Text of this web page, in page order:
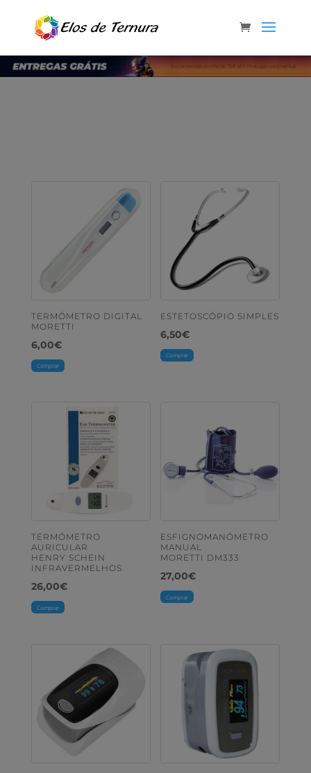
TERMÓMETRO DIGITAL
MORETTI
6,00€
Comprar
ESTETOSCÓPIO SIMPLES
6,50€
Comprar
TERMÓMETRO
AURICULAR
HENRY SCHEIN
INFRAVERMELHOS
26,00€
Comprar
ESFIGNOMANÓMETRO
MANUAL
MORETTI DM333
27,00€
Comprar